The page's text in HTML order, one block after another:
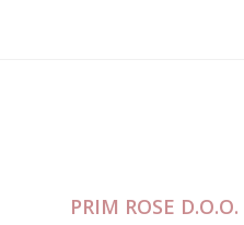
PRIM ROSE D.O.O.